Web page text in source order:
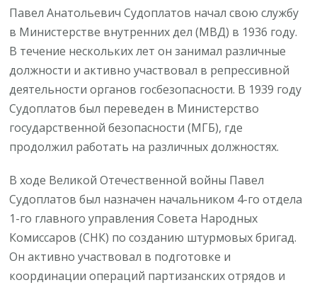
Павел Анатольевич Судоплатов начал свою службу
в Министерстве внутренних дел (МВД) в 1936 году.
В течение нескольких лет он занимал различные
должности и активно участвовал в репрессивной
деятельности органов госбезопасности. В 1939 году
Судоплатов был переведен в Министерство
государственной безопасности (МГБ), где
продолжил работать на различных должностях.
В ходе Великой Отечественной войны Павел
Судоплатов был назначен начальником 4-го отдела
1-го главного управления Совета Народных
Комиссаров (СНК) по созданию штурмовых бригад.
Он активно участвовал в подготовке и
координации операций партизанских отрядов и